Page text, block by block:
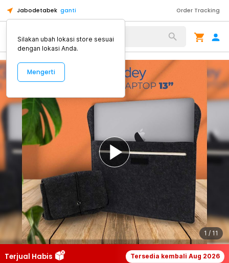
Jabodetabek ganti Order Tracking
Alat Kopi
1 / 11
Terjual Habis Tersedia kembali Aug 2026
Silakan ubah lokasi store sesuai
dengan lokasi Anda.
Mengerti